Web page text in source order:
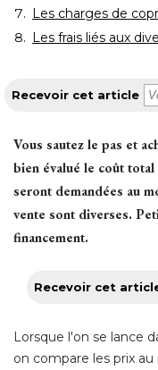
Les charges de
Les frais liés aux
Recevoir cet article
Vous sautez le pas et
bien évalué le coût
seront demandées au
vente sont diverses.
financement.
Recevoir cet
Lorsque l'on se lance
on compare les prix